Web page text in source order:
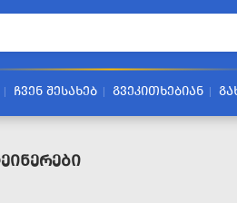
ᲩᲕᲔᲜ ᲨᲔᲡᲐᲮᲔᲑ ᲒᲕᲔᲙᲘᲗᲮᲔᲑᲘᲐᲜ